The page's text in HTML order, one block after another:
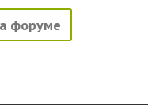
форуме